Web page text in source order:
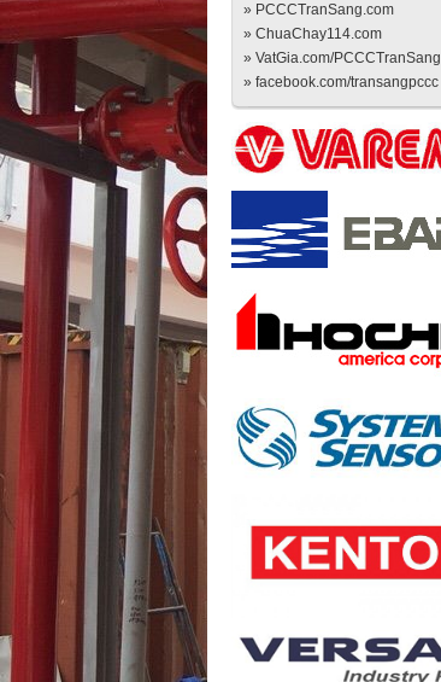
» PCCCTranSang.com
» ChuaChay114.com
» VatGia.com/PCCCTranSang
» facebook.com/transangpccc